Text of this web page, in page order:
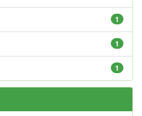
1
1
1